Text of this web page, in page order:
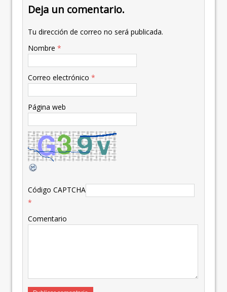
Deja un comentario.
Tu dirección de correo no será publicada.
Nombre *
Correo electrónico *
Página web
Código CAPTCHA
*
Comentario